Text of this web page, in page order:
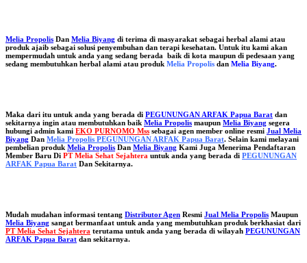
Melia Propolis Dan Melia Biyang di terima di masyarakat sebagai herbal alami atau
produk ajaib sebagai solusi penyembuhan dan terapi kesehatan. Untuk itu kami akan
mempermudah untuk anda yang sedang berada baik di kota maupun di pedesaan yang
sedang membutuhkan herbal alami atau produk Melia Propolis dan Melia Biyang.
Maka dari itu untuk anda yang berada di PEGUNUNGAN ARFAK Papua Barat dan
sekitarnya ingin atau membutuhkan baik Melia Propolis maupun Melia Biyang segera
hubungi admin kami EKO PURNOMO Mss sebagai agen member online resmi Jual Melia
Biyang Dan Melia Propolis PEGUNUNGAN ARFAK Papua Barat. Selain kami melayani
pembelian produk Melia Propolis Dan Melia Biyang Kami Juga Menerima Pendaftaran
Member Baru Di PT Melia Sehat Sejahtera untuk anda yang berada di PEGUNUNGAN
ARFAK Papua Barat Dan Sekitarnya.
Mudah mudahan informasi tentang Distributor Agen Resmi Jual Melia Propolis Maupun
Melia Biyang sangat bermanfaat untuk anda yang membutuhkan produk berkhasiat dari
PT Melia Sehat Sejahtera terutama untuk anda yang berada di wilayah PEGUNUNGAN
ARFAK Papua Barat dan sekitarnya.